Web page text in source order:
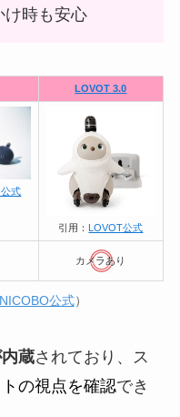
け時も安心
LOVOT 3.0
式
引用： LOVOT公式
カメラあり
NICOBO公式）
蔵されており、ス
の視点を確認でき